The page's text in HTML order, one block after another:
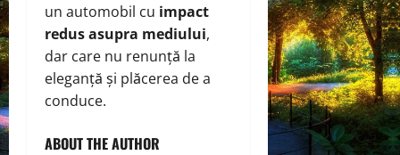
un automobil cu impact
redus asupra mediului,
dar care nu renunță la
eleganță și plăcerea de a
conduce.
ABOUT THE AUTHOR